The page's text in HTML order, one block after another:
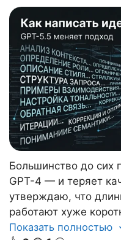
Большинство до сих
GPT-4 — и теряет
утверждаю, что
работают хуже
Показать полностью